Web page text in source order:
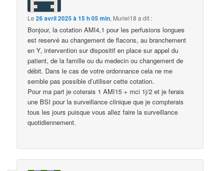
Le26 avril 2025 à 15 h 05 min, Muriel18 a dit :
Bonjour, la cotation AMI4,1 pour les perfusions longues
est reservé au changement de flacons, au branchement
en Y, intervention sur dispositif en place sur appel du
patient, de la famille ou du medecin ou changement de
débit. Dans le cas de votre ordonnance cela ne me
semble pas possible d’utiliser cette cotation.
Pour ma part je coterais 1 AMI15 + mci 1j/2 et je ferais
une BSI pour la surveillance clinique que je compterais
tous les jours puisque vous allez faire la surveillance
quotidiennement.